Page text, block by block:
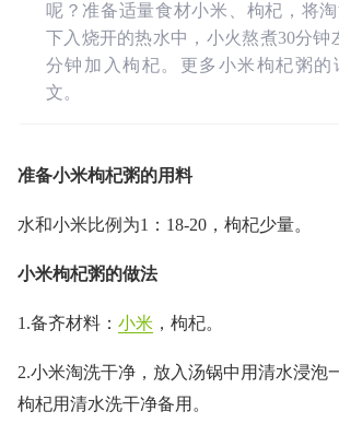
呢？准备适量食材小米、枸杞，将
下入烧开的热水中，小火熬煮30分钟
分钟加入枸杞。更多小米枸杞粥的
文。
准备小米枸杞粥的用料
水和小米比例为1：18-20，枸杞少量。
小米枸杞粥的做法
1.备齐材料： 小米 ，枸杞。
2.小米淘洗干净，放入汤锅中用清水浸泡
枸杞用清水洗干净备用。